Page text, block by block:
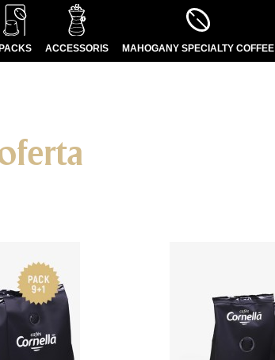
ACCESSORIS MAHOGANY SPECIALTY COFFEE